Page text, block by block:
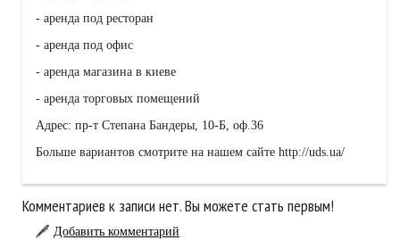
- аренда под ресторан
- аренда под офис
- аренда магазина в киеве
- аренда торговых помещений
Адрес: пр-т Степана Бандеры, 10-Б, оф.36
Больше вариантов смотрите на нашем сайте http://uds.ua/
Комментариев к записи нет. Вы можете стать первым!
Добавить комментарий